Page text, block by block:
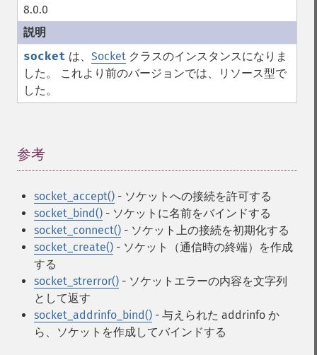
8.0.0
socket は、 Socket クラスのインスタンスになりま
した。 これより前のバージョンでは、リソース型で
した。
参考
socket_accept() - ソケットへの接続を許可する
socket_bind() - ソケットに名前をバインドする
socket_connect() - ソケット上の接続を初期化する
socket_create() - ソケット（通信時の終端）を作成
する
socket_strerror() - ソケットエラーの内容を文字列
として返す
socket_addrinfo_bind() - 与えられた addrinfo か
ら、ソケットを作成してバインドする